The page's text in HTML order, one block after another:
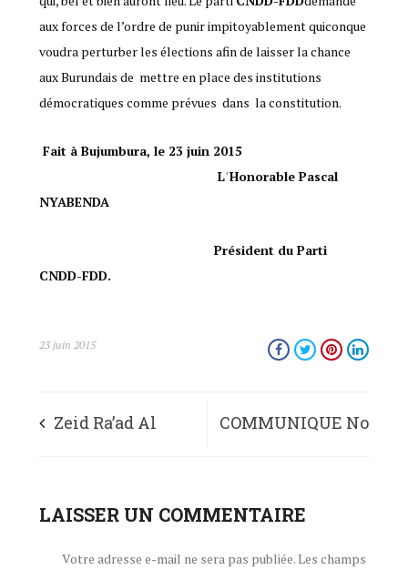
aux forces de l’ordre de punir impitoyablement quiconque
voudra perturber les élections afin de laisser la chance
aux Burundais de mettre en place des institutions
démocratiques comme prévues dans la constitution.
Fait à Bujumbura, le 23 juin 2015
LʾHonorable Pascal
NYABENDA
Président du Parti
CNDD-FDD.
23 juin 2015
Zeid Ra’ad Al
en rien avec ceux
qui veulent mettre
COMMUNIQUE No
CNDD-FDD PARTY
OF JUNE 23rd, 2015
LAISSER UN COMMENTAIRE
Votre adresse e-mail ne sera pas publiée.Les champs